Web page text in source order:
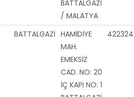
BATTALGAZİ
/ MALATYA
BATTALGAZİ HAMİDİYE
MAH.
EMEKSİZ
CAD. NO: 20
İÇ KAPI NO: 1